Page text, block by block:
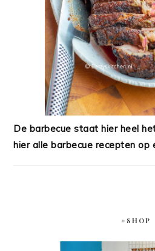
De barbecue staat hier heel
hier alle barbecue recepten op
#SHOP